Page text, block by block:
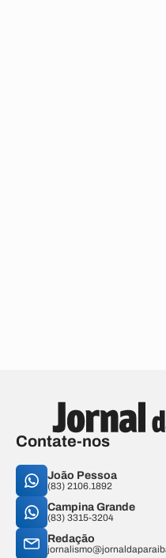
Contate-nos
João Pessoa
(83) 2106.1892
Campina Grande
(83) 3315-3204
Redação